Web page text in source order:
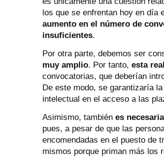
los que se enfrentan hoy en día
aumento en el número de
insuficientes.
Por otra parte, debemos ser
muy amplio. Por tanto,esta
convocatorias, que deberían
De este modo, se garantizaría
intelectual en el acceso a las
Asimismo, tambiénes
pues, a pesar de que las
encomendadas en el puesto de
mismos porque priman más los